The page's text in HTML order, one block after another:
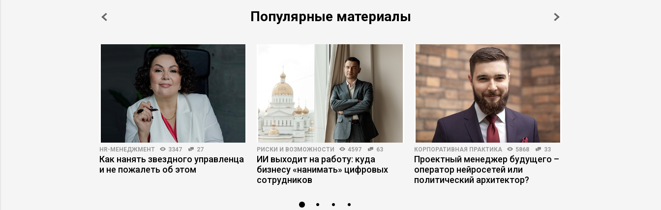
Популярные материалы
HR-МЕНЕДЖМЕНТ 3347 27
Как нанять звездного управленца
и не пожалеть об этом
РИСКИ И ВОЗМОЖНОСТИ 4597 63
ИИ выходит на работу: куда
бизнесу «нанимать» цифровых
сотрудников
КОРПОРАТИВНАЯ ПРАКТИКА 5868 33
Проектный менеджер будущего –
оператор нейросетей или
политический архитектор?